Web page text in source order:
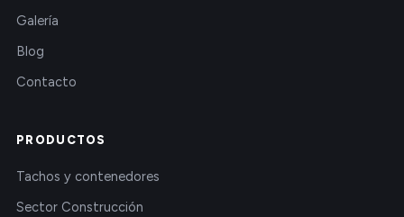
Galería
Blog
Contacto
PRODUCTOS
Tachos y contenedores
Sector Construcción